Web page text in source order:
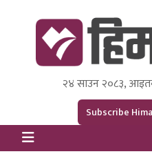
Himal Press
Dot NewsyNepal Media
२४ साउन २०८३,
Subscribe